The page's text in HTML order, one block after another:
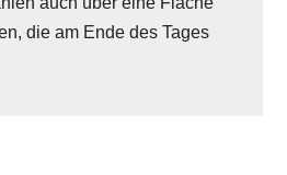
die am Ende des Tages